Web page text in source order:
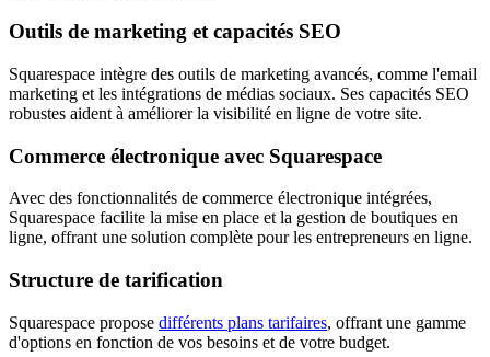
Outils de marketing et capacités SEO
Squarespace intègre des outils de marketing avancés, comme l'email
marketing et les intégrations de médias sociaux. Ses capacités SEO
robustes aident à améliorer la visibilité en ligne de votre site.
Commerce électronique avec Squarespace
Avec des fonctionnalités de commerce électronique intégrées,
Squarespace facilite la mise en place et la gestion de boutiques en
ligne, offrant une solution complète pour les entrepreneurs en ligne.
Structure de tarification
Squarespace propose différents plans tarifaires, offrant une gamme
d'options en fonction de vos besoins et de votre budget.